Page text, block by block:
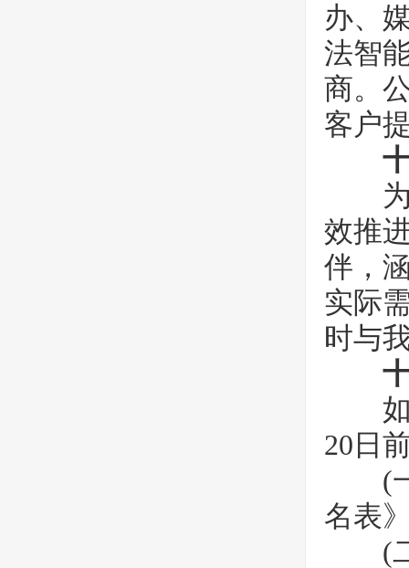
办、
法智
商。
客户
为
效推
伴，
实际
时与
十
如
20日
(一)
名表
(二)